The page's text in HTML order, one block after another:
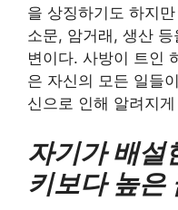
을 상징하기도 하지
소문, 암거래, 생산
변이다. 사방이 트인
은 자신의 모든 일들
신으로 인해 알려지
자기가 배설
키보다 높은